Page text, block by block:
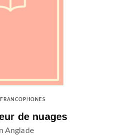
de nuages
Anglade